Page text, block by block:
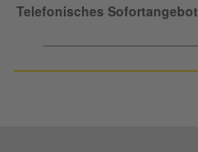
Telefonisches Sofortangebot